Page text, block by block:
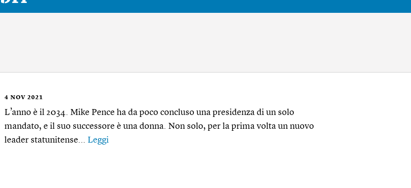
4 NOV 2021
L’anno è il 2034. Mike Pence ha da poco concluso una presidenza di un solo
mandato, e il suo successore è una donna. Non solo, per la prima volta un nuovo
leader statunitense... Leggi